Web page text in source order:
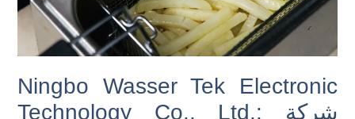
Ningbo Wasser Tek Electronic
Technology Co., Ltd.: شركة